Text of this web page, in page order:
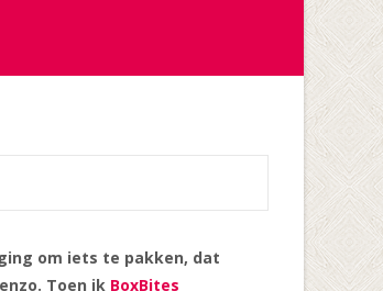
om iets te pakken, dat
Toen ik BoxBites